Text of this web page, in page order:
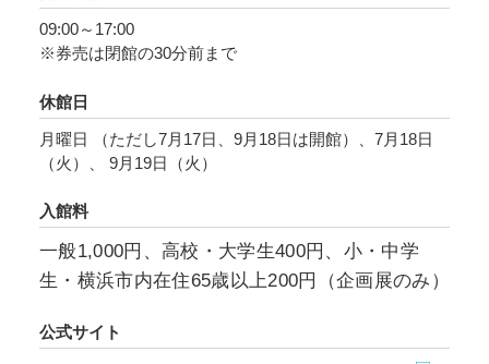
09:00～17:00
※券売は閉館の30分前まで
休館日
月曜日 （ただし7月17日、9月18日は開館）、7月18日
（火）、 9月19日（火）
入館料
一般1,000円、高校・大学生400円、小・中学
生・横浜市内在住65歳以上200円（企画展のみ）
公式サイト